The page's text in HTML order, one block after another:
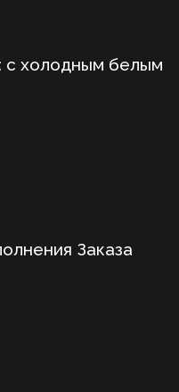
с холодным белым
Заказа